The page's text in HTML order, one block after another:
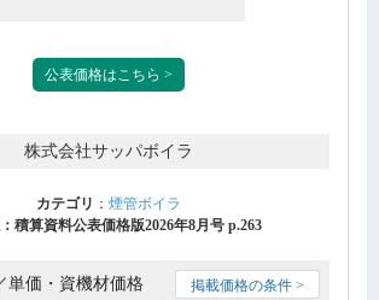
公表価格はこちら >
株式会社サッパボイラ
カテゴリ ： 煙管ボイラ
積算資料公表価格版2026年8月号 p.263
単価・資機材価格 掲載価格の条件 >